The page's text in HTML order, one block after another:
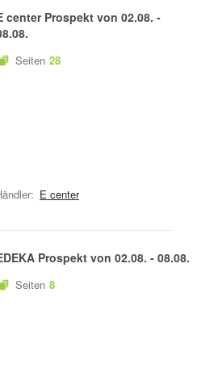
centerProspekt von 02.08. -
Seiten 28
E center
Prospekt von 02.08. - 08.08.
Seiten 8